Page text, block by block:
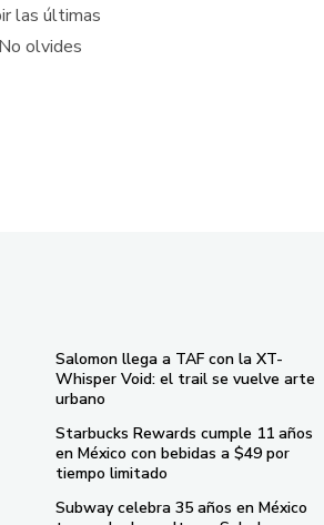
las últimas
olvides
Salomon llega a TAF con la XT-
Whisper Void: el trail se vuelve arte
urbano
Starbucks Rewards cumple 11 años
en México con bebidas a $49 por
tiempo limitado
Subway celebra 35 años en México